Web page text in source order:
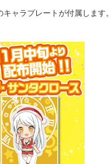
キャラプレートが付属します。